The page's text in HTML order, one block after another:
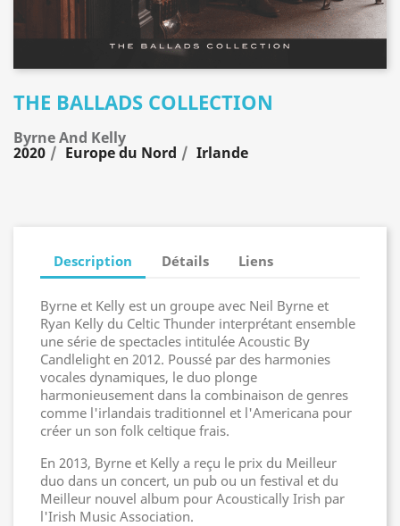
THE BALLADS COLLECTION
Byrne And Kelly
2020 Europe du Nord Irlande
Description Détails Liens
Byrne et Kelly est un groupe avec Neil Byrne et
Ryan Kelly du Celtic Thunder interprétant ensemble
une série de spectacles intitulée Acoustic By
Candlelight en 2012. Poussé par des harmonies
vocales dynamiques, le duo plonge
harmonieusement dans la combinaison de genres
comme l'irlandais traditionnel et l'Americana pour
créer un son folk celtique frais.
En 2013, Byrne et Kelly a reçu le prix du Meilleur
duo dans un concert, un pub ou un festival et du
Meilleur nouvel album pour Acoustically Irish par
l'Irish Music Association.